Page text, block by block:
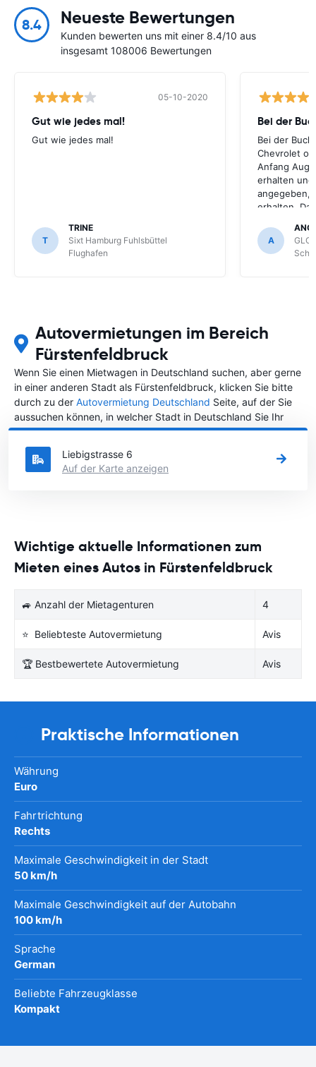
8.4 Neueste Bewertungen
Kunden bewerten uns mit einer 8.4/10 aus
insgesamt 108006 Bewertungen
05-10-2020
Gut wie jedes mal!
Gut wie jedes mal!
T
TRINE
Sixt Hamburg Fuhlsbüttel
Flughafen
Bei der
Bei der
Chevrolet
Anfang
erhalten
angegeben,
erhalten.
optimal,
Schönefeld
A
Autovermietungen im Bereich
Fürstenfeldbruck
Wenn Sie einen Mietwagen in Deutschland suchen, aber gerne
in einer anderen Stadt als Fürstenfeldbruck, klicken Sie bitte
durch zu der Autovermietung Deutschland Seite, auf der Sie
aussuchen können, in welcher Stadt in Deutschland Sie Ihr
Fahrzeug mieten wollen.
Liebigstrasse 6
Auf der Karte anzeigen
Wichtige aktuelle Informationen zum
Mieten eines Autos in Fürstenfeldbruck
🚙 Anzahl der Mietagenturen 4
⭐ Beliebteste Autovermietung Avis
🏆 Bestbewertete Autovermietung Avis
Praktische Informationen
Währung
Euro
Fahrtrichtung
Rechts
Maximale Geschwindigkeit in der Stadt
50 km/h
Maximale Geschwindigkeit auf der Autobahn
100 km/h
Sprache
German
Beliebte Fahrzeugklasse
Kompakt